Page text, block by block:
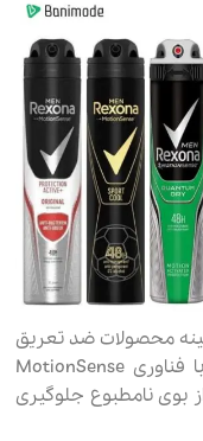
محصولات ضد تعریق
است. اسپری‌های مردانه Rexona Men با فناوری MotionSense
بوی نامطبوع جلوگیری